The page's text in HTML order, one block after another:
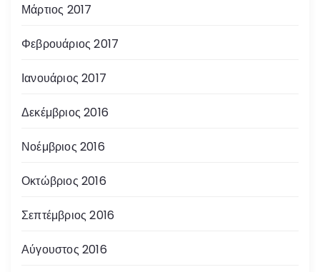
Μάρτιος 2017
Φεβρουάριος 2017
Ιανουάριος 2017
Δεκέμβριος 2016
Νοέμβριος 2016
Οκτώβριος 2016
Σεπτέμβριος 2016
Αύγουστος 2016